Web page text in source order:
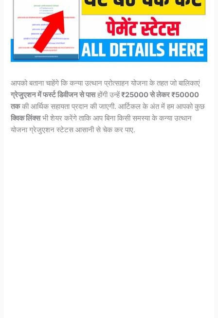
आपको बताना चाहेंगे कि कन्या उत्थान प्रोत्साहन योजना के तहत जो बालिकाएं
ग्रेजुएशन में फर्स्ट डिवीजन से पासहोंगी उन्हें₹25000 से लेकर ₹50000
तककी आर्थिक सहायता प्रदान की जाएगी. आर्टिकल के अंत में हम आपको कुछ
क्विक लिंक्सभी शेयर करेंगे ताकि आप बिना किसी समस्या के कन्या उत्थान
योजना ग्रेजुएशन स्टेटस आसानी से चेक कर पाए.